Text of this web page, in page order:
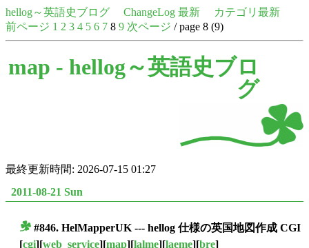
hellog～英語史ブログ ChangeLog 最新
カテゴリ最新
前ページ 1 2 3 4 5 6 7 8 9 次ページ / page 8 (9)
map - hellog～英語史ブロ
グ
最終更新時間: 2026-07-15 01:27
2011-08-21 Sun
#846. HelMapperUK --- hellog 仕様の英国地図作成 CGI
[cgi][web_service][map][lalme][laeme][bre]